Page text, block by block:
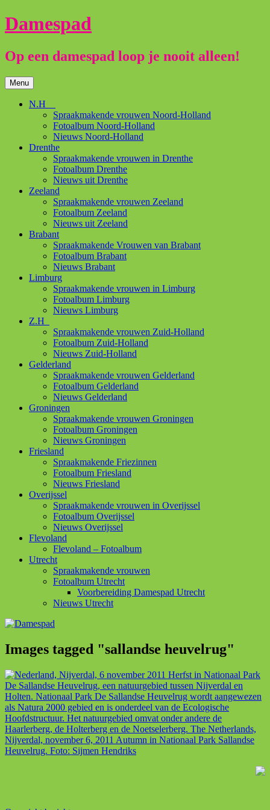
Ga
naar
inhoud
Damespad
Op een damespad loop je nooit alleen!
Menu
N.H
Spraakmakende vrouwen Noord-Holland
Fotoalbum Noord-Holland
Nieuws Noord-Holland
Drenthe
Spraakmakende vrouwen in Drenthe
Fotoalbum Drenthe
Nieuws uit Drenthe
Zeeland
Spraakmakende vrouwen Zeeland
Fotoalbum Zeeland
Nieuws uit Zeeland
Brabant
Spraakmakende Vrouwen van Brabant
Fotoalbum Brabant
Nieuws Brabant
Limburg
Spraakmakende vrouwen in Limburg
Fotoalbum Limburg
Nieuws Limburg
Z.H
Spraakmakende vrouwen Zuid-Holland
Fotoalbum Zuid-Holland
Nieuws Zuid-Holland
Gelderland
Spraakmakende vrouwen Gelderland
Fotoalbum Gelderland
Nieuws Gelderland
Groningen
Spraakmakende vrouwen Groningen
Fotoalbum Groningen
Nieuws Groningen
Friesland
Spraakmakende Friezinnen
Fotoalbum Friesland
Nieuws Friesland
Overijssel
Spraakmakende vrouwen in Overijssel
Fotoalbum Overijssel
Nieuws Overijssel
Flevoland
Flevoland – Fotoalbum
Utrecht
Spraakmakende vrouwen
Fotoalbum Utrecht
Voorbereiding Damespad Utrecht
Nieuws Utrecht
Images tagged "sallandse heuvelrug"